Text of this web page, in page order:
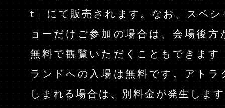
t」にて販売されます。なお、スペシ
ョーだけご参加の場合は、会場後方
無料で観覧いただくこともできます
ランドへの入場は無料です。アトラ
しまれる場合は、別料金が発生しま